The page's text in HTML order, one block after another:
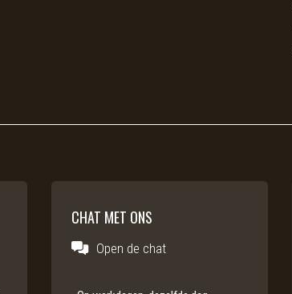
CHAT MET ONS
Open de chat